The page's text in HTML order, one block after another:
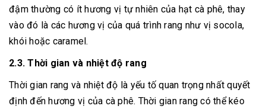
đậm thường có ít hương vị tự nhiên của hạt cà phê, thay
vào đó là các hương vị của quá trình rang như vị socola,
khói hoặc caramel.
2.3. Thời gian và nhiệt độ rang
Thời gian rang và nhiệt độ là yếu tố quan trọng nhất quyết
định đến hương vị của cà phê. Thời gian rang có thể kéo